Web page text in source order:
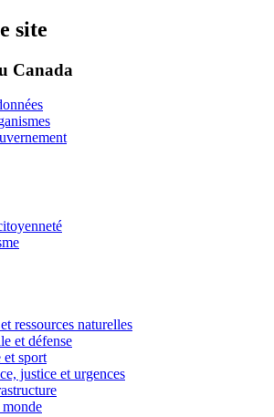
site
Canada
ressources naturelles
et défense
sport
justice et urgences